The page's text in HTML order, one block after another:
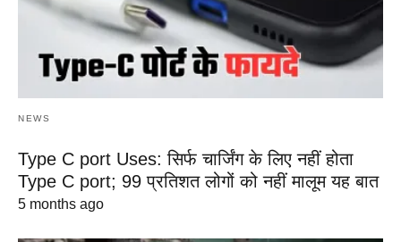
NEWS
Type C port Uses: सिर्फ चार्जिंग के लिए नहीं होता
Type C port; 99 प्रतिशत लोगों को नहीं मालूम यह बात
5 months ago